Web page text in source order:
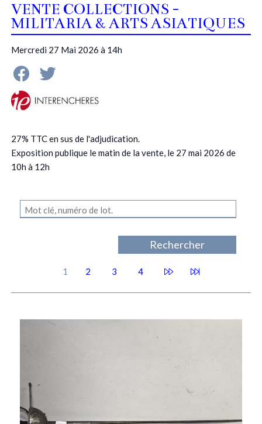
VENTE COLLECTIONS -
MILITARIA & ARTS ASIATIQUES
Mercredi 27 Mai 2026 à 14h
27% TTC en sus de l'adjudication.
Exposition publique le matin de la vente, le 27 mai 2026 de
10h à 12h
1 2 3 4